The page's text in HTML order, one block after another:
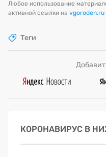
Любое использование
активной ссылки на vgoroden.ru
Теги
КОРОНАВИРУС В